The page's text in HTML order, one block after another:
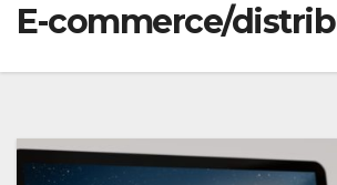
E-commerce/